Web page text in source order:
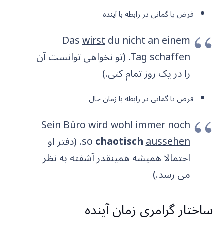
فرض یا گمانی در رابطه با آینده
Daswirstdu nicht an einem
Tagschaffen
. (تو نخواهی توانست آن
را در یک روز تمام کنی.)
فرض یا گمانی در رابطه با زمان حال
Sein Bürowirdwohl immer noch
sochaotischaussehen
. (دفتر او
احتمالا همیشه همینقدر آشفته به نظر
می رسد.)
ساختار گرامری زمان آینده